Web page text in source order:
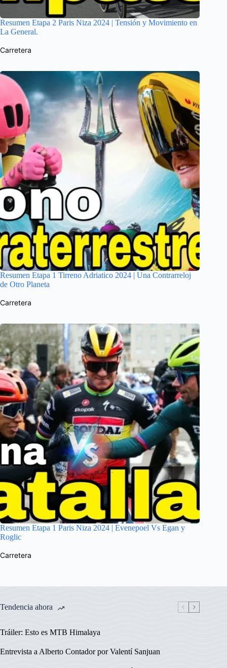
Resumen Etapa 2 Paris Niza 2024 | Tensión y Movimiento en
La General.
Carretera
Resumen Etapa 1 Tirreno Adriatico 2024 | Una Contrarreloj
de Otro Planeta
Carretera
Resumen Etapa 1 Paris Niza 2024 | Evenepoel Vs Egan y
Roglic
Carretera
Tendencia ahora
Tráiler: Esto es MTB Himalaya
Entrevista a Alberto Contador por Valentí Sanjuan